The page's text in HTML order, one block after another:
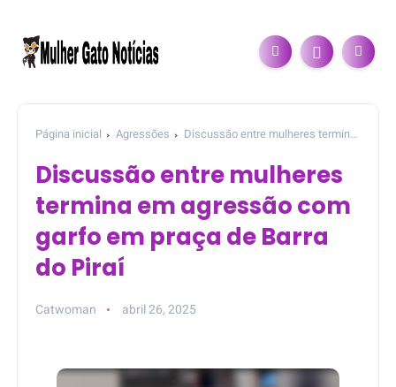
Página inicial Agressões
Discussão entre mulheres termina
Discussão entre mulheres
termina em agressão com
garfo em praça de Barra
do Piraí
Catwoman abril 26, 2025